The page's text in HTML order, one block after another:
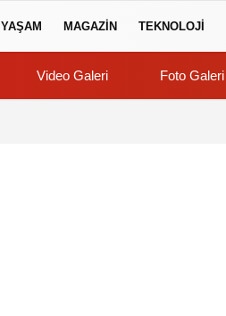
YAŞAM MAGAZİN TEKNOLOJİ
Video Galeri Foto Galeri